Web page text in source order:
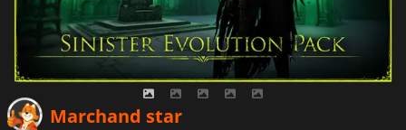
Marchand star